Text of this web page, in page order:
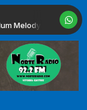
Melody